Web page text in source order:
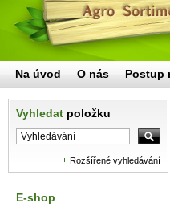
Vyhledat položku
Rozšířené vyhledávání
E-shop
Na úvod O nás Postup